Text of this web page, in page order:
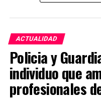
ACTUALIDAD
Policia y
individuo que
profesionales